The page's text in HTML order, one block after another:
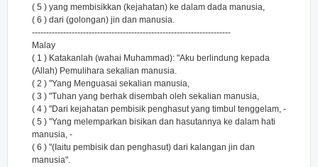
( 5 ) yang membisikkan (kejahatan) ke dalam dada manusia,
( 6 ) dari (golongan) jin dan manusia.
----------------------------------------------------------------------
Malay
( 1 ) Katakanlah (wahai Muhammad): "Aku berlindung kepada
(Allah) Pemulihara sekalian manusia.
( 2 ) "Yang Menguasai sekalian manusia,
( 3 ) "Tuhan yang berhak disembah oleh sekalian manusia,
( 4 ) "Dari kejahatan pembisik penghasut yang timbul tenggelam, -
( 5 ) "Yang melemparkan bisikan dan hasutannya ke dalam hati
manusia, -
( 6 ) "(Iaitu pembisik dan penghasut) dari kalangan jin dan
manusia".